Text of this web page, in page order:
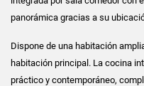
panorámica gracias a su
Dispone de una habitación
habitación principal. La cocina
práctico y contemporáneo,